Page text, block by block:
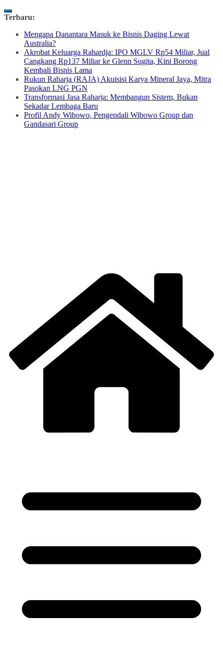
Skip
content
Terbaru:
Mengapa Danantara Masuk ke Bisnis Daging Lewat
Australia?
Akrobat Keluarga Rahardja: IPO MGLV Rp54 Miliar, Jual
Cangkang Rp137 Miliar ke Glenn Sugita, Kini Borong
Kembali Bisnis Lama
Rukun Raharja (RAJA) Akuisisi Karya Mineral Jaya, Mitra
Pasokan LNG PGN
Transformasi Jasa Raharja: Membangun Sistem, Bukan
Sekadar Lembaga Baru
Profil Andy Wibowo, Pengendali Wibowo Group dan
Gandasari Group